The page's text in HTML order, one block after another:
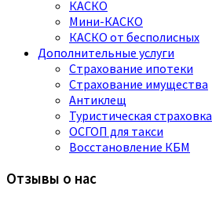
КАСКО
Мини-КАСКО
КАСКО от бесполисных
Дополнительные услуги
Страхование ипотеки
Страхование имущества
Антиклещ
Туристическая страховка
ОСГОП для такси
Восстановление КБМ
Отзывы о нас